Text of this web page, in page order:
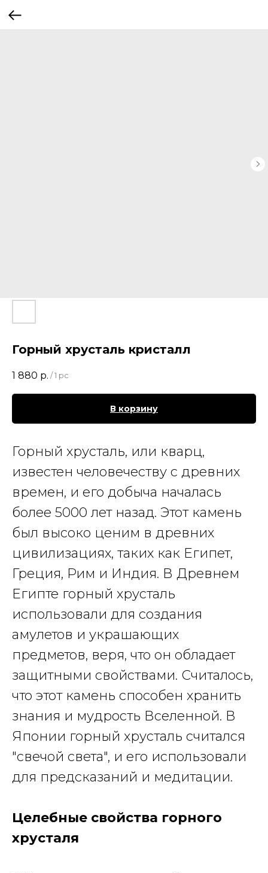
Горный хрусталь кристалл
1 880 р. / 1 pc
В корзину
Горный хрусталь, или кварц,
известен человечеству с древних
времен, и его добыча началась
более 5000 лет назад. Этот камень
был высоко ценим в древних
цивилизациях, таких как Египет,
Греция, Рим и Индия. В Древнем
Египте горный хрусталь
использовали для создания
амулетов и украшающих
предметов, веря, что он обладает
защитными свойствами. Считалось,
что этот камень способен хранить
знания и мудрость Вселенной. В
Японии горный хрусталь считался
"свечой света", и его использовали
для предсказаний и медитации.
Целебные свойства горного
хрусталя